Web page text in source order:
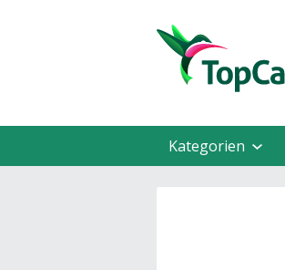
Kategorien